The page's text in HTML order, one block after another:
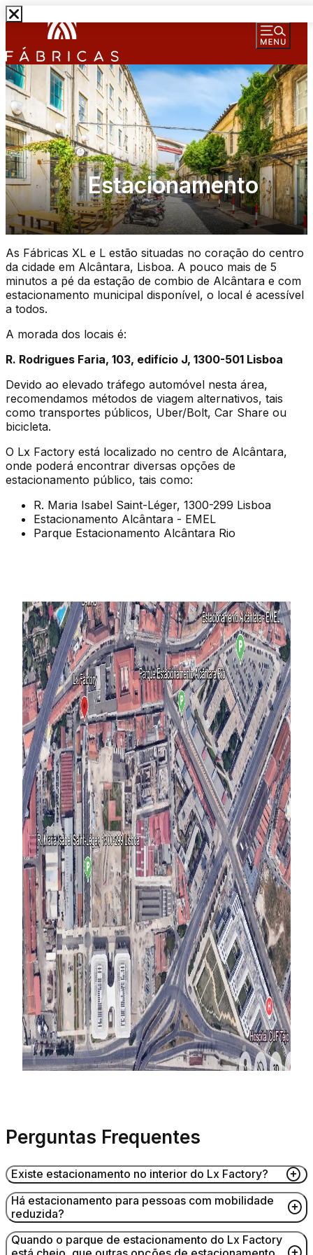
Estacionamento
As Fábricas XL e L estão situadas no coração do centro
da cidade em Alcântara, Lisboa. A pouco mais de 5
minutos a pé da estação de combio de Alcântara e com
estacionamento municipal disponível, o local é acessível
a todos.
A morada dos locais é:
R. Rodrigues Faria, 103, edifício J, 1300-501 Lisboa
Devido ao elevado tráfego automóvel nesta área,
recomendamos métodos de viagem alternativos, tais
como transportes públicos, Uber/Bolt, Car Share ou
bicicleta.
O Lx Factory está localizado no centro de Alcântara,
onde poderá encontrar diversas opções de
estacionamento público, tais como:
R. Maria Isabel Saint-Léger, 1300-299 Lisboa
Estacionamento Alcântara - EMEL
Parque Estacionamento Alcântara Rio
Perguntas Frequentes
Existe estacionamento no interior do Lx Factory?
Sim, há estacionamento no interior do Lx Factory
limitado à capacidade existente.
Há estacionamento para pessoas com mobilidade
reduzida?
Quando o parque de estacionamento do Lx Factory